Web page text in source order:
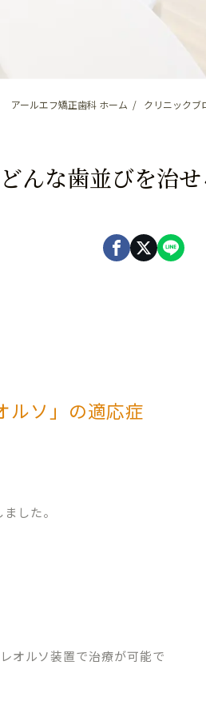
アールエフ矯正歯科 ホーム クリニックブ
んな歯並びを治せ
ルソ」の適応症
した。
オルソ装置で治療が可能で